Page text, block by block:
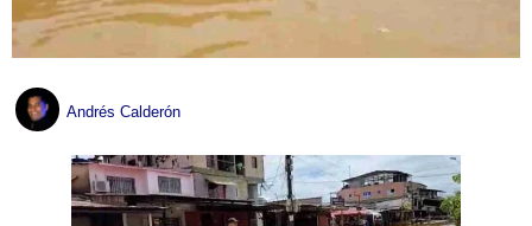
Andrés Calderón